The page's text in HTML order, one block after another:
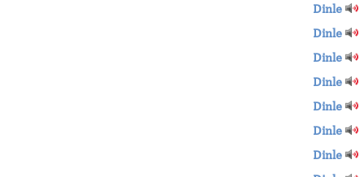
Dinle
Dinle
Dinle
Dinle
Dinle
Dinle
Dinle